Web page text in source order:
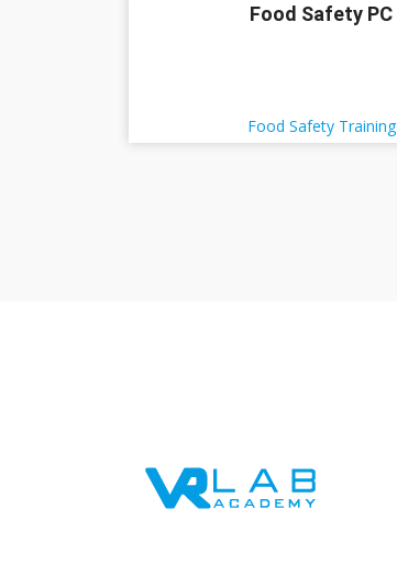
Food Safety PC
Food Safety Training